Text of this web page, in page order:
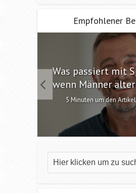
Empfohlener
Was passiert mit
wenn Männer
5 Minuten um den